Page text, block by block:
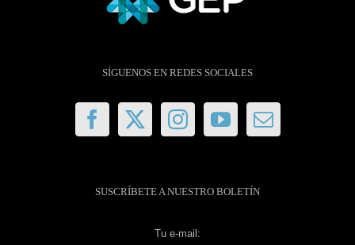
SÍGUENOS EN REDES SOCIALES
SUSCRÍBETE A NUESTRO BOLETÍN
Tu e-mail: